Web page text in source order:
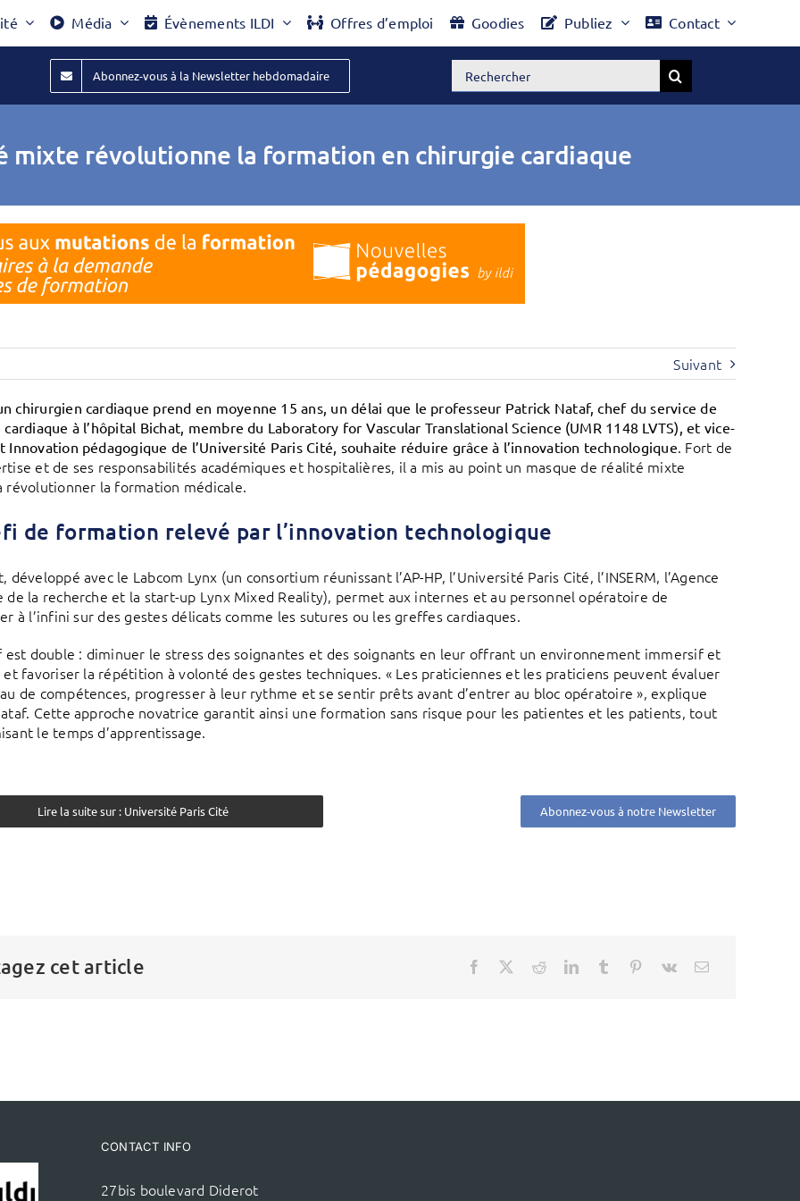
Média Évènements ILDI Offres d’emploi Goodies Publiez Contact
Abonnez-vous à la Newsletter hebdomadaire Rechercher:
mixte révolutionne la formation en chirurgie cardiaque
Suivant
chirurgien cardiaque prend en moyenne 15 ans, un délai que le professeur Patrick Nataf, chef du service de
à l’hôpital Bichat, membre du Laboratory for Vascular Translational Science (UMR 1148 LVTS), et vice-
Innovation pédagogique de l’Université Paris Cité, souhaite réduire grâce à l’innovation technologique. Fort de
et de ses responsabilités académiques et hospitalières, il a mis au point un masque de réalité mixte
révolutionner la formation médicale.
de formation relevé par l’innovation technologique
développé avec le Labcom Lynx (un consortium réunissant l’AP-HP, l’Université Paris Cité, l’INSERM, l’Agence
de la recherche et la start-up Lynx Mixed Reality), permet aux internes et au personnel opératoire de
à l’infini sur des gestes délicats comme les sutures ou les greffes cardiaques.
est double : diminuer le stress des soignantes et des soignants en leur offrant un environnement immersif et
et favoriser la répétition à volonté des gestes techniques. « Les praticiennes et les praticiens peuvent évaluer
de compétences, progresser à leur rythme et se sentir prêts avant d’entrer au bloc opératoire », explique
Cette approche novatrice garantit ainsi une formation sans risque pour les patientes et les patients, tout
le temps d’apprentissage.
Lire la suite sur : Université Paris Cité Abonnez-vous à notre Newsletter
cet article
CONTACT INFO
27bis boulevard Diderot